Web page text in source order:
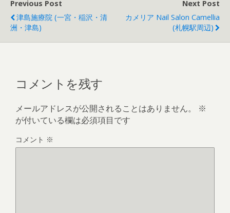
Previous Post
津島施療院 (一宮・稲沢・清
洲・津島)
Next Post
カメリア Nail Salon Camellia
(札幌駅周辺)
コメントを残す
メールアドレスが公開されることはありません。
※
が付いている欄は必須項目です
コメント ※